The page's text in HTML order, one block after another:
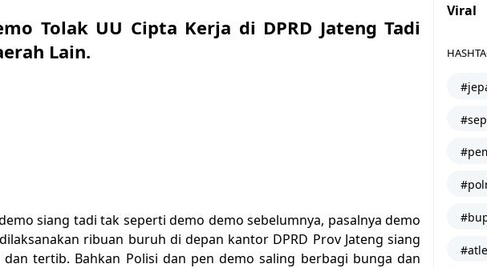
Tolak UU Cipta Kerja di DPRD Jateng Tadi
Lain.
siang tadi tak seperti demo demo sebelumnya, pasalnya demo
ribuan buruh di depan kantor DPRD Prov Jateng siang
tertib. Bahkan Polisi dan pen demo saling berbagi bunga dan
Viral